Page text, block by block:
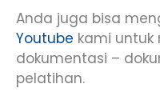
Anda juga bisa
Youtube kami untuk
dokumentasi –
pelatihan.